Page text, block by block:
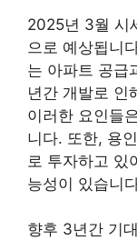
2025년 3월 시
으로 예상됩니
는 아파트 공급
년간 개발로 인
이러한 요인들
니다. 또한, 용
로 투자하고 있
능성이 있습니
향후 3년간 기